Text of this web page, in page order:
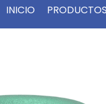
INICIO PRODUCTOS